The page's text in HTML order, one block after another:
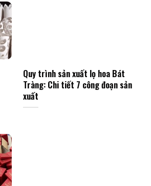
Quy trình sản xuất lọ hoa Bát
Tràng: Chi tiết 7 công đoạn sản
xuất